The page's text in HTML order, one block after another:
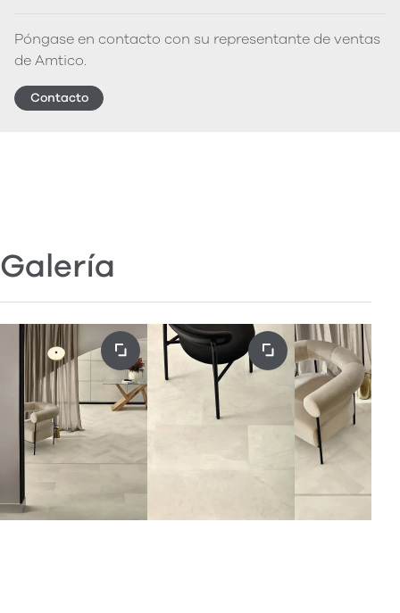
Póngase en contacto con su representante de ventas
de Amtico.
Contacto
Galería